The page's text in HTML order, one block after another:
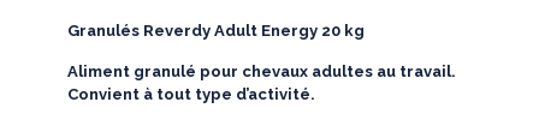
Granulés Reverdy Adult Energy 20 kg
Aliment granulé pour chevaux adultes au travail.
Convient à tout type d’activité.